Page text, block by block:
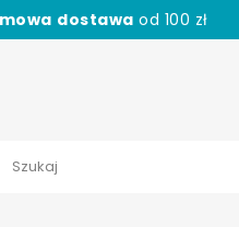
dostawa od 100 zł